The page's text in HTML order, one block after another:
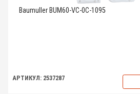
Baumuller BUM60-VC-0C-1095
АРТИКУЛ: 2537287